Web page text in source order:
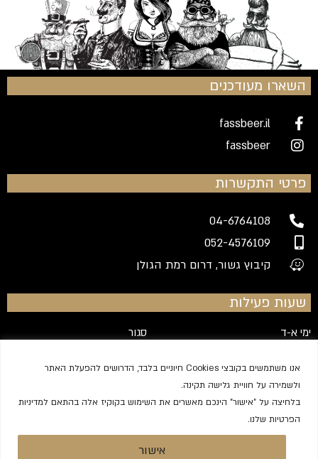
אנו משתמשים בקובצי Cookies חיוניים בלבד, הדרושים להפעלת האתר
ולשמירה על חוויית גלישה תקינה.
בלחיצה על "אישור" הינכם מאשרים את השימוש בקוקיז אלה בהתאם למדיניות
הפרטיות שלנו.
אישור
השארו מעודכנים
fassbeer.il
fassbeer
פרטי התקשרות
04-6764108
052-4576109
קיבוץ גשור, דרום רמת הגולן
שעות פעילות
ימי א-ד
סגור
יום ו
12:00-16:00
שבת
21:00-00:00